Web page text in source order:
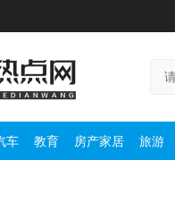
车 教育 房产家居 旅游